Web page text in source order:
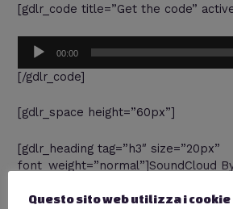
[gdlr_code title=”Get the code”
Audio
Player
00:00
[/gdlr_code]
[gdlr_space height=”60px”]
[gdlr_heading tag=”h3″ size=”20px”
font_weight=”normal”]SoundCloud
Questo sito web utilizza i cookie